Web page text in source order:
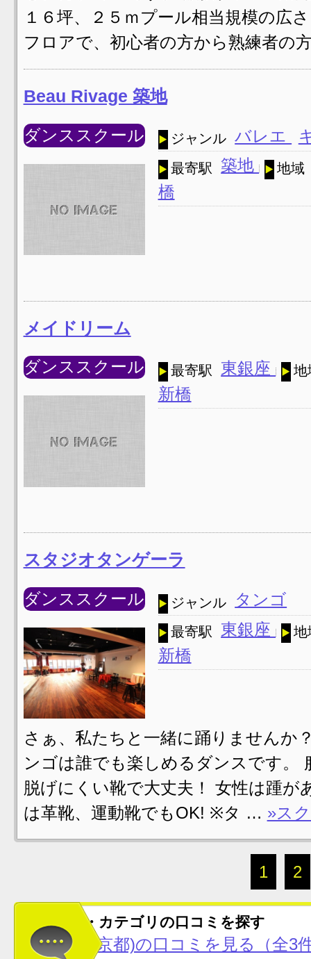
１６坪、２５ｍプール相当規模の広
フロアで、初心者の方から熟練者
Beau Rivage 築地
ダンススクール ジャンル バレエ
最寄駅 築地 地域
橋
メイドリーム
ダンススクール 最寄駅 東銀座 地
新橋
スタジオタンゲーラ
ダンススクール ジャンル タンゴ
最寄駅 東銀座 地
新橋
さぁ、私たちと一緒に踊りませんか
ンゴは誰でも楽しめるダンスです。
脱げにくい靴で大丈夫！ 女性は踵
は革靴、運動靴でもOK! ※タ … »ス
1 2
この地域・カテゴリの口コミを探す
東銀座(東京都)の口コミを見る（全3